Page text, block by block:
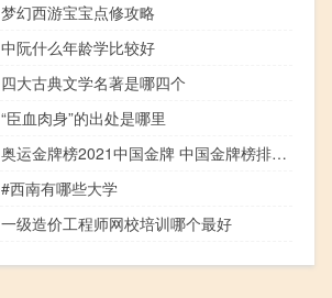
梦幻西游宝宝点修攻略
中阮什么年龄学比较好
四大古典文学名著是哪四个
“臣血肉身”的出处是哪里
奥运金牌榜2021中国金牌 中国金牌榜排名第几
#西南有哪些大学
一级造价工程师网校培训哪个最好